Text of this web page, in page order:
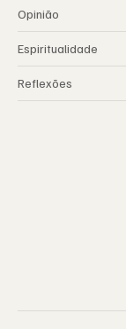
Opinião
Espiritualidade
Reflexões